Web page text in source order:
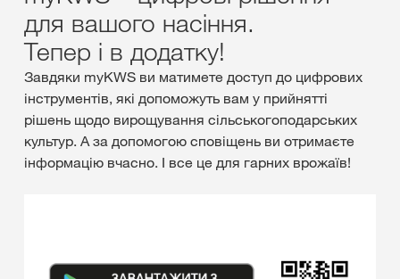
для вашого насіння.
Тепер і в додатку!
Завдяки myKWS ви матимете доступ до цифрових
інструментів, які допоможуть вам у прийнятті
рішень щодо вирощування сільськогоподарських
культур. А за допомогою сповіщень ви отримаєте
інформацію вчасно. І все це для гарних врожаїв!